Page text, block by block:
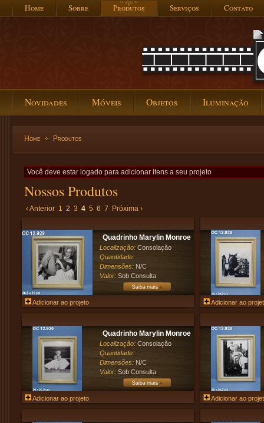
Home Sobre Produtos Serviços Contato
Novidades Móveis Objetos Iluminação
Home Produtos
Você deve estar logado para adicionar itens a seu projeto
Nossos Produtos
‹ Anterior 1 2 3 4 5 6 7 Próxima ›
Quadrinho Marylin Monroe
Localização: Consolação
Quantidade:
Dimensões: N/C
Valor: Sob Consulta
Adicionar ao projeto Adicionar ao
Quadrinho Marylin Monroe
Localização: Consolação
Quantidade:
Dimensões: N/C
Valor: Sob Consulta
Adicionar ao projeto Adicionar ao